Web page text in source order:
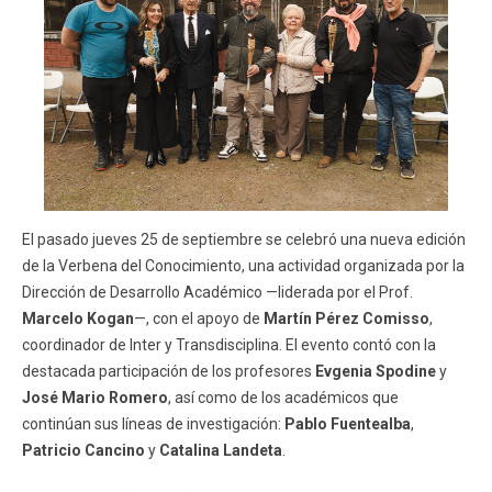
El pasado jueves 25 de septiembre se celebró una nueva edición
de la Verbena del Conocimiento, una actividad organizada por la
Dirección de Desarrollo Académico —liderada por el Prof.
Marcelo Kogan—, con el apoyo de Martín Pérez Comisso,
coordinador de Inter y Transdisciplina. El evento contó con la
destacada participación de los profesores Evgenia Spodiney
José Mario Romero, así como de los académicos que
continúan sus líneas de investigación: Pablo Fuentealba,
Patricio Cancino y Catalina Landeta